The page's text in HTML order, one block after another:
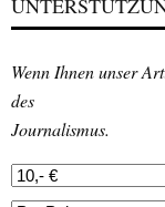
Wenn Ihnen unser
des
Journalismus.